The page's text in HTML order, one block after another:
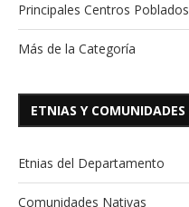
Principales Centros Poblados
Más de la Categoría
ETNIAS Y COMUNIDADES
Etnias del Departamento
Comunidades Nativas